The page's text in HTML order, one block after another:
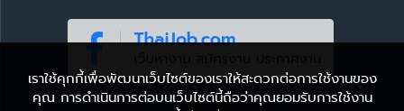
เราใช้คุกกี้เพื่อพัฒนาเว็บไซต์ของเราให้สะดวกต่อการใช้งานของ
คุณ การดำเนินการต่อบนเว็บไซต์นี้ถือว่าคุณยอมรับการใช้งาน